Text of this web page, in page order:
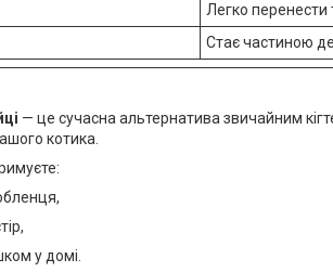
Легко перенести
Стає частиною
— це сучасна альтернатива звичайним
котика.
у домі.